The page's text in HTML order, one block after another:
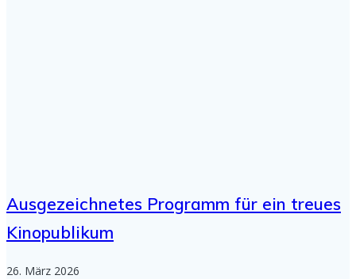
Ausgezeichnetes Programm für ein treues
Kinopublikum
26. März 2026